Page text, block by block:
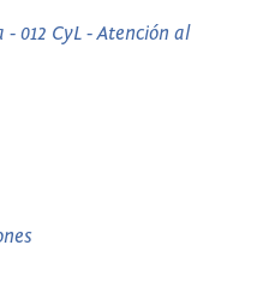
012 CyL - Atención al